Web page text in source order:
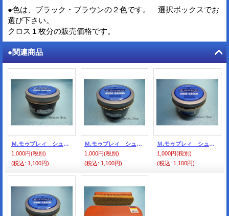
●色は、ブラック・ブラウンの２色です。 選択ボックスでお
選び下さい。
クロス１枚分の販売価格です。
●関連商品
Ｍ.モゥブレィ シュークリームジャー ミディアムブラウン＃11
1,000円(税別)
(税込: 1,100円)
Ｍ.モゥブレィ シュークリームジャー ダークブラウン＃10
1,000円(税別)
(税込: 1,100円)
Ｍ.モゥブレィ シュークリームジャー ニュートラル（無色）
1,000円(税別)
(税込: 1,100円)